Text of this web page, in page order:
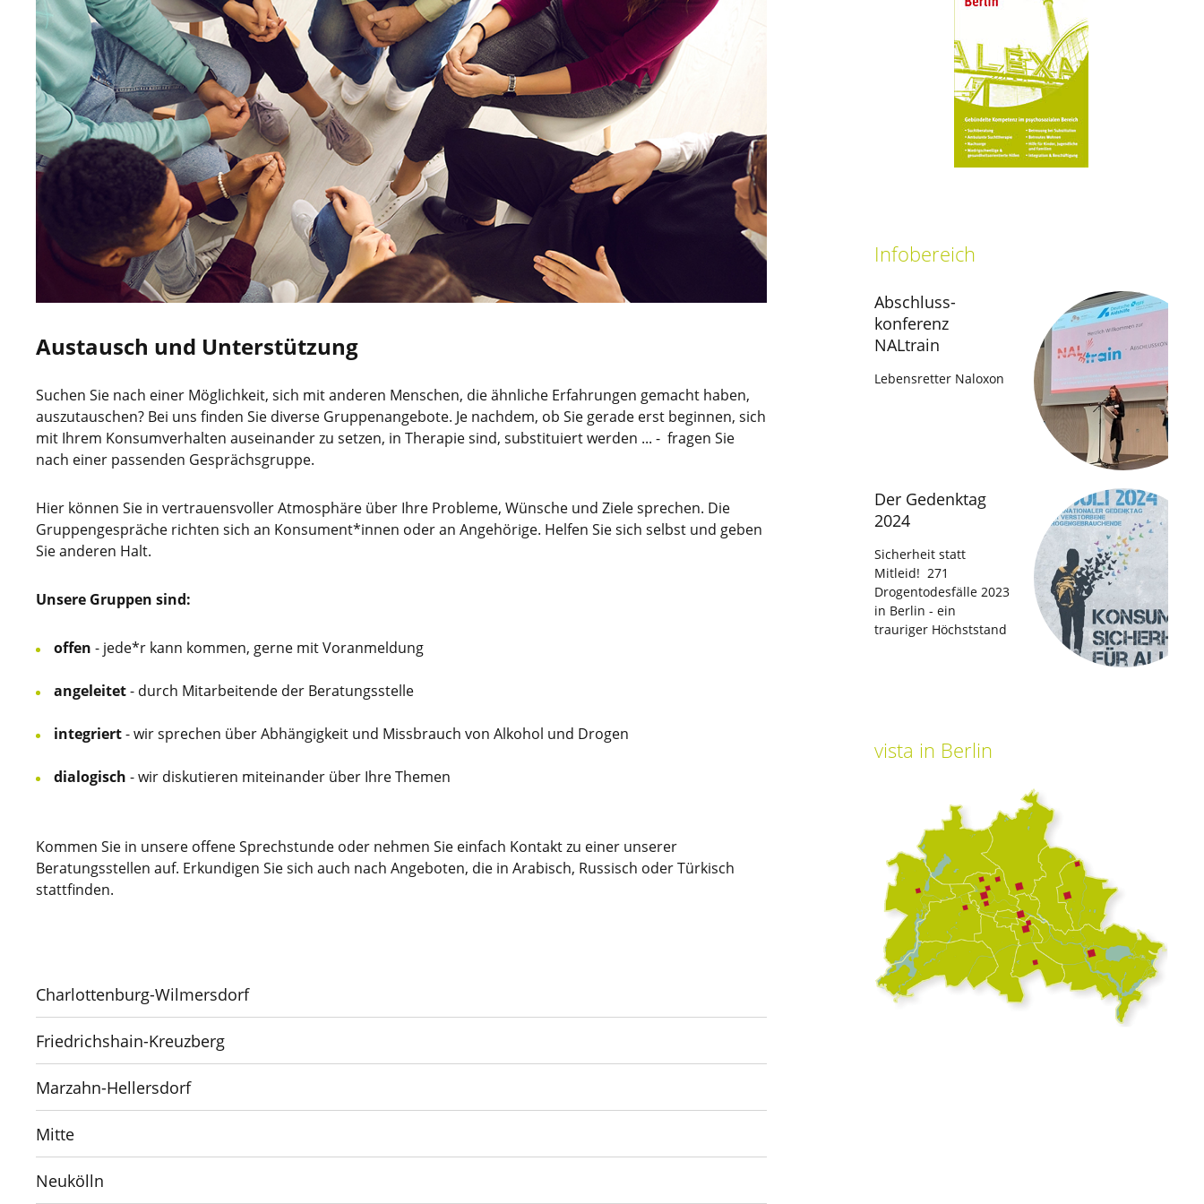
Austausch und Unterstützung
Suchen Sie nach einer Möglichkeit, sich mit anderen Menschen, die ähnliche Erfahrungen gemacht haben,
auszutauschen? Bei uns finden Sie diverse Gruppenangebote. Je nachdem, ob Sie gerade erst beginnen, sich
mit Ihrem Konsumverhalten auseinander zu setzen, in Therapie sind, substituiert werden ... - fragen Sie
nach einer passenden Gesprächsgruppe.
Hier können Sie in vertrauensvoller Atmosphäre über Ihre Probleme, Wünsche und Ziele sprechen. Die
Gruppengespräche richten sich an Konsument*innen oder an Angehörige. Helfen Sie sich selbst und geben
Sie anderen Halt.
Unsere Gruppen sind:
offen - jede*r kann kommen, gerne mit Voranmeldung
angeleitet- durch Mitarbeitende der Beratungsstelle
integriert- wir sprechen über Abhängigkeit und Missbrauch von Alkohol und Drogen
dialogisch - wir diskutieren miteinander über Ihre Themen
Kommen Sie in unsere offene Sprechstunde oder nehmen Sie einfach Kontakt zu einer unserer
Beratungsstellen auf. Erkundigen Sie sich auch nach Angeboten, die in Arabisch, Russisch oder Türkisch
stattfinden.
Charlottenburg-Wilmersdorf
Friedrichshain-Kreuzberg
Marzahn-Hellersdorf
Mitte
Neukölln
Infobereich
Abschluss­
konferenz
NALtrain
Lebensretter Naloxon
Der Gedenktag
2024
Sicherheit statt
Mitleid! 271
Drogentodesfälle 2023
in Berlin - ein
trauriger Höchststand
vista in Berlin